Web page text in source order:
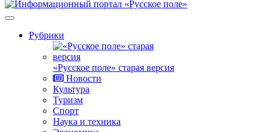
Рубрики
«Русское поле» старая версия
Новости
Культура
Туризм
Спорт
Наука и техника